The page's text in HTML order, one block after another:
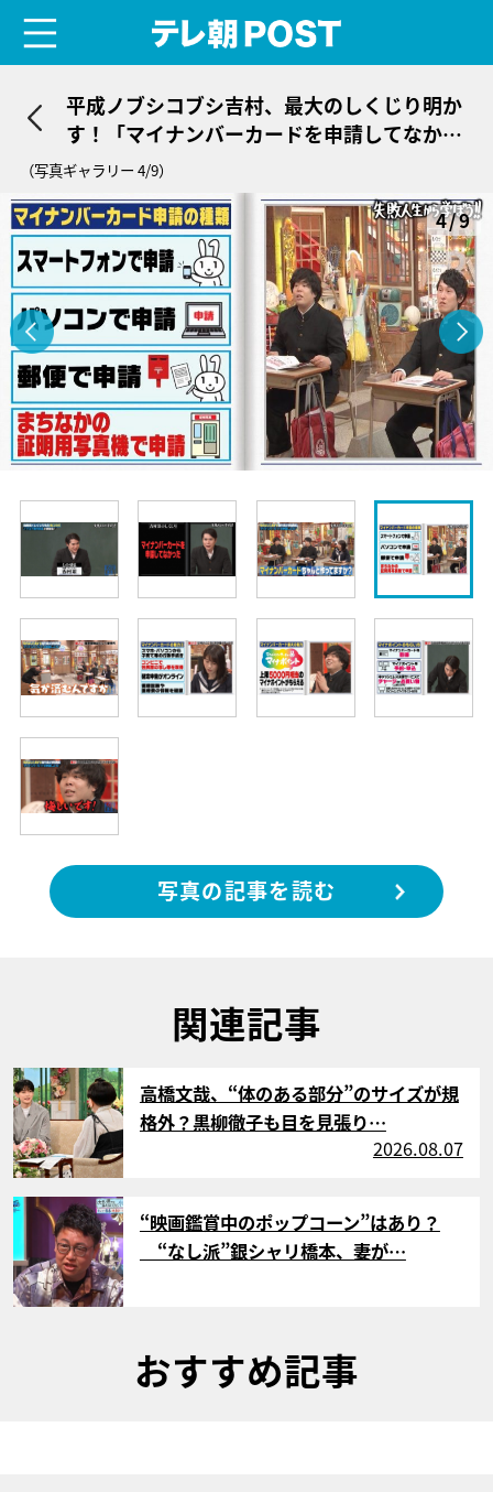
平成ノブシコブシ吉村、最大のしくじり明か
す！「マイナンバーカードを申請してなかっ
た」
（写真ギャラリー 4/9）
4/9
写真の記事を読む
関連記事
サムネイル
高橋文哉、“体のある部分”のサイズが規
格外？黒柳徹子も目を見張り…
2026.08.07
サムネイル
“映画鑑賞中のポップコーン”はあり？
“なし派”銀シャリ橋本、妻が…
おすすめ記事